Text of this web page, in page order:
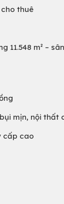
thuê
11.548 m² –
mịn, nội thất
cấp cao